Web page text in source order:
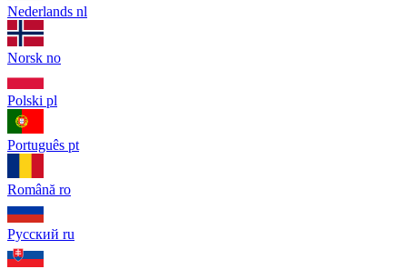
Nederlands nl
Norsk no
Polski pl
Português pt
Română ro
Русский ru